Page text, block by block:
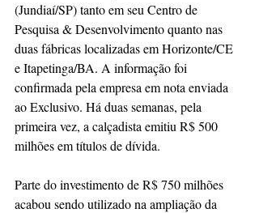
(Jundiaí/SP) tanto em seu Centro de
Pesquisa & Desenvolvimento quanto nas
duas fábricas localizadas em Horizonte/CE
e Itapetinga/BA. A informação foi
confirmada pela empresa em nota enviada
ao Exclusivo. Há duas semanas, pela
primeira vez, a calçadista emitiu R$ 500
milhões em títulos de dívida.
Parte do investimento de R$ 750 milhões
acabou sendo utilizado na ampliação da